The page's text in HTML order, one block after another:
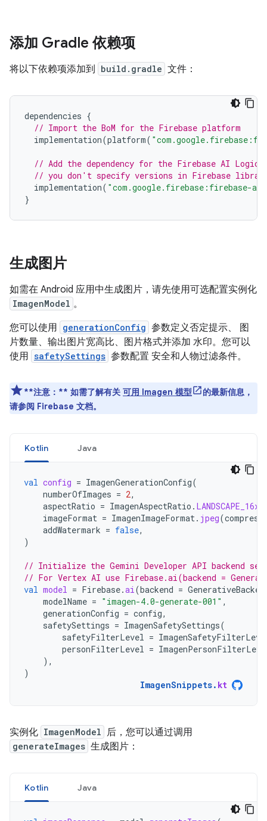
添加 Gradle 依赖项
将以下依赖项添加到 build.gradle 文件：
dependencies {
// Import the BoM for the Firebase platform
implementation(platform(
// Add the dependency for the Firebase AI Logic
// you don't specify versions in Firebase library
implementation( "com.google.firebase:firebase-ai"
}
生成图片
如需在 Android 应用中生成图片，请先使用可选配置实例化
ImagenModel 。
您可以使用 generationConfig 参数定义否定提示、 图
片数量、输出图片宽高比、图片格式并添加 水印。您可以
使用 safetySettings 参数配置 安全和人物过滤条件。
**注意：** 如需了解有关 可用 Imagen 模型
的最新信息，
请参阅 Firebase 文档。
Kotlin Java
val config = ImagenGenerationConfig(
numberOfImages = 2,
aspectRatio = ImagenAspectRatio . LANDSCAPE_16x9
imageFormat = ImagenImageFormat. jpeg(
addWatermark = false,
)
// Initialize the Gemini Developer API backend
// For Vertex AI use Firebase.ai(backend =
val model = Firebase.ai(backend =
modelName = "imagen-4.0-generate-001" ,
generationConfig = config,
safetySettings = ImagenSafetySettings(
safetyFilterLevel =
personFilterLevel =
),
)
ImagenSnippets. kt
实例化 ImagenModel 后，您可以通过调用
generateImages 生成图片：
Kotlin Java